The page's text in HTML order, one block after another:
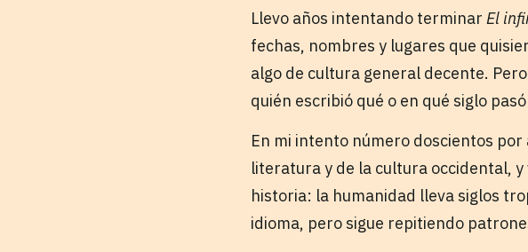
Llevo años intentando terminar El
fechas, nombres y lugares que
algo de cultura general decente.
quién escribió qué o en qué siglo
En mi intento número doscientos
literatura y de la cultura occidental,
historia: la humanidad lleva siglos
idioma, pero sigue repitiendo